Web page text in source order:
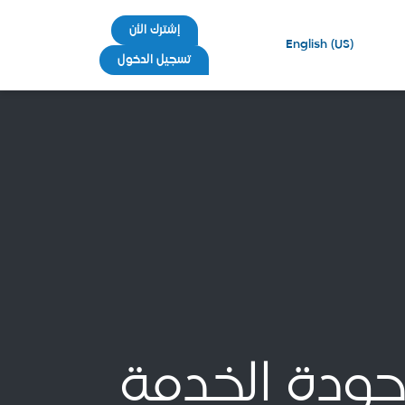
English (US)
إشترك الأن
تسجيل الدخول
جودة الخدمة